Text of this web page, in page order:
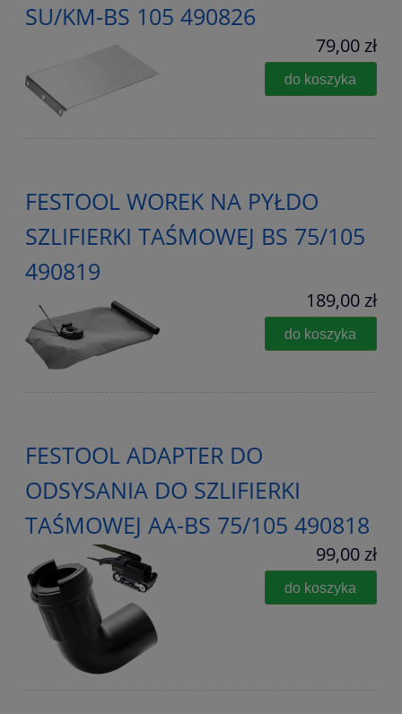
SU/KM-BS 105 490826
79,00 zł
do koszyka
FESTOOL WOREK NA PYŁDO
SZLIFIERKI TAŚMOWEJ BS 75/105
490819
189,00 zł
do koszyka
FESTOOL ADAPTER DO
ODSYSANIA DO SZLIFIERKI
TAŚMOWEJ AA-BS 75/105 490818
99,00 zł
do koszyka